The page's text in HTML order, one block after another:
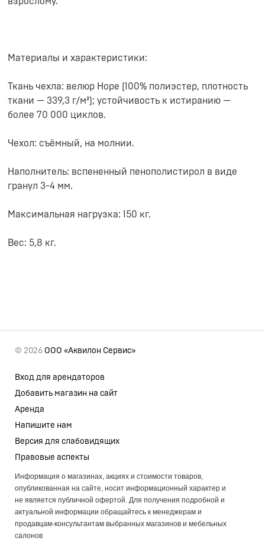
Материалы и характеристики:
Ткань чехла: велюр Hope (100% полиэстер, плотность
ткани — 339,3 г/м²); устойчивость к истиранию —
более 70 000 циклов.
Чехол: съёмный, на молнии.
Наполнитель: вспененный пенополистирол в виде
гранул 3-4 мм.
Максимальная нагрузка: 150 кг.
Вес: 5,8 кг.
© 2026 ООО «Аквилон Сервис»
Вход для арендаторов
Добавить магазин на сайт
Аренда
Напишите нам
Версия для слабовидящих
Правовые аспекты
Информация о магазинах, акциях и стоимости товаров,
опубликованная на сайте, носит информационный характер и
не является публичной офертой. Для получения подробной и
актуальной информации обращайтесь к менеджерам и
продавцам-консультантам выбранных магазинов и мебельных
салонов